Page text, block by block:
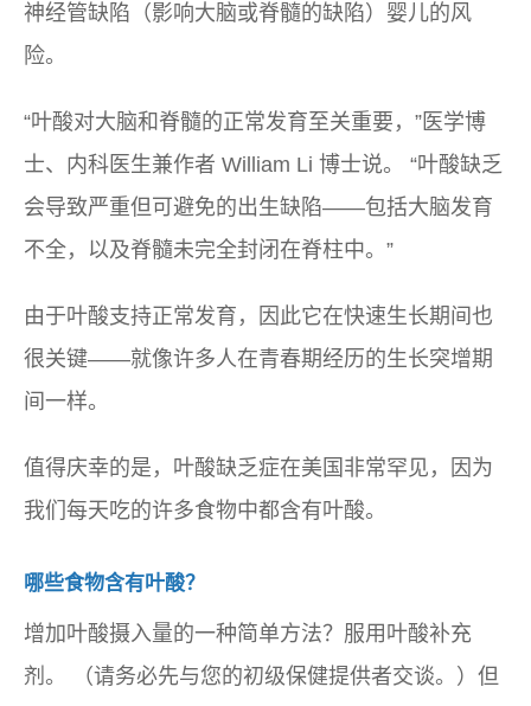
神经管缺陷（影响大脑或脊髓的缺陷）婴儿的风
险。
“叶酸对大脑和脊髓的正常发育至关重要，”医学博
士、内科医生兼作者 William Li 博士说。 “叶酸缺乏
会导致严重但可避免的出生缺陷——包括大脑发育
不全，以及脊髓未完全封闭在脊柱中。”
由于叶酸支持正常发育，因此它在快速生长期间也
很关键——就像许多人在青春期经历的生长突增期
间一样。
值得庆幸的是，叶酸缺乏症在美国非常罕见，因为
我们每天吃的许多食物中都含有叶酸。
哪些食物含有叶酸？
增加叶酸摄入量的一种简单方法？服用叶酸补充
剂。 （请务必先与您的初级保健提供者交谈。）但